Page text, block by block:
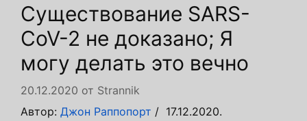
Существование SARS-
CoV-2 не доказано; Я
могу делать это вечно
20.12.2020 от Strannik
Автор: Джон Раппопорт / 17.12.2020.